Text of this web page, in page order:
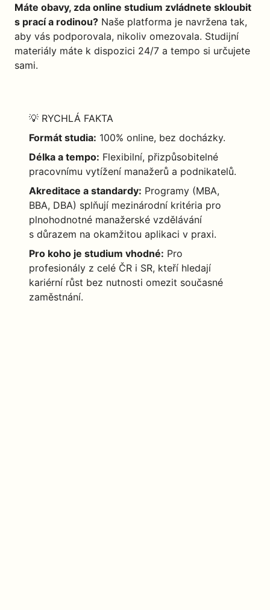
Máte obavy, zda online studium zvládnete skloubit
s prací a rodinou? Naše platforma je navržena tak,
aby vás podporovala, nikoliv omezovala. Studijní
materiály máte k dispozici 24/7 a tempo si určujete
sami.
💡 RYCHLÁ FAKTA
Formát studia: 100% online, bez docházky.
Délka a tempo: Flexibilní, přizpůsobitelné
pracovnímu vytížení manažerů a podnikatelů.
Akreditace a standardy: Programy (MBA,
BBA, DBA) splňují mezinárodní kritéria pro
plnohodnotné manažerské vzdělávání
s důrazem na okamžitou aplikaci v praxi.
Pro koho je studium vhodné: Pro
profesionály z celé ČR i SR, kteří hledají
kariérní růst bez nutnosti omezit současné
zaměstnání.